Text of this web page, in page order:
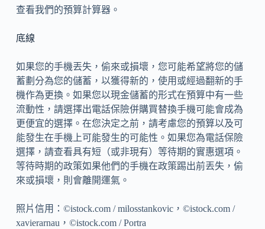
查看我們的預算計算器。
底線
如果您的手機丟失，偷來或損壞，您可能希望將您的儲
蓄劃分為您的儲蓄，以獲得新的，使用或經過翻新的手
機作為更換。如果您以現金儲蓄的形式在預算中有一些
流動性，請選擇出電話保險併購買替換手機可能會成為
更便宜的選擇。在您決定之前，請考慮您的預算以及可
能發生在手機上可能發生的可能性。如果您為電話保險
選擇，請查看具有短（或非現有）等待期的實惠選項。
等待時期的政策如果他們的手機在政策踢出前丟失，偷
來或損壞，則會離開運氣。
照片信用：©istock.com / milosstankovic，©istock.com /
xavierarnau，©istock.com / Portra